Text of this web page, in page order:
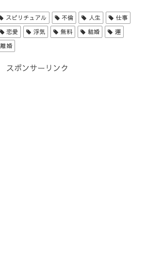
スピリチュアル 不倫 人生
仕事
恋愛 浮気 無料 結婚
運
離婚
スポンサーリンク